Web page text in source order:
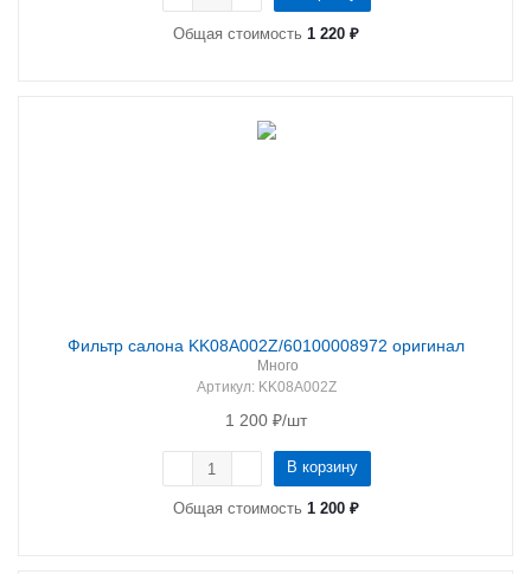
Общая стоимость 1 220 ₽
Фильтр салона KK08A002Z/60100008972 оригинал
Много
Артикул: KK08A002Z
1 200 ₽/шт
В корзину
Общая стоимость 1 200 ₽